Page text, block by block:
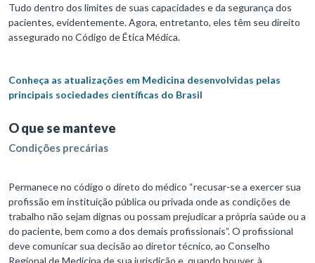
Tudo dentro dos limites de suas capacidades e da segurança dos
pacientes, evidentemente. Agora, entretanto, eles têm seu direito
assegurado no Código de Ética Médica.
Conheça as atualizações em Medicina desenvolvidas pelas
principais sociedades científicas do Brasil
O que se manteve
Condições precárias
Permanece no código o direto do médico “recusar-se a exercer sua
profissão em instituição pública ou privada onde as condições de
trabalho não sejam dignas ou possam prejudicar a própria saúde ou a
do paciente, bem como a dos demais profissionais”. O profissional
deve comunicar sua decisão ao diretor técnico, ao Conselho